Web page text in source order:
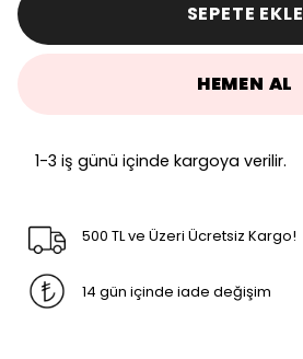
SEPETE EKLE
HEMEN AL
1-3 iş günü içinde kargoya verilir.
500 TL ve Üzeri Ücretsiz Kargo!
14 gün içinde iade değişim